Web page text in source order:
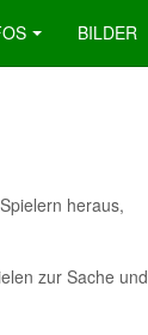
BILDER
heraus,
zur Sache und